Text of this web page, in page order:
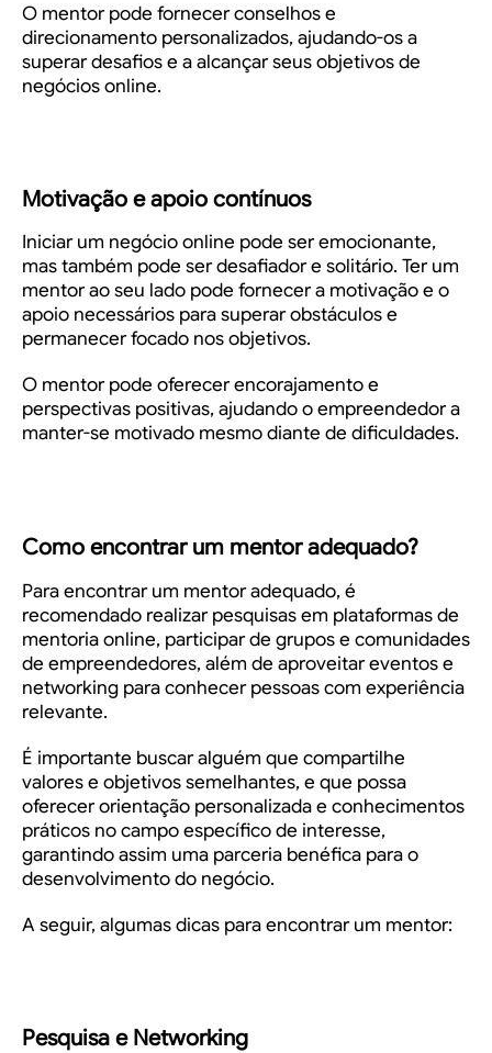
O mentor pode fornecer conselhos e
direcionamento personalizados, ajudando-os a
superar desafios e a alcançar seus objetivos de
negócios online.
Motivação e apoio contínuos
Iniciar um negócio online pode ser emocionante,
mas também pode ser desafiador e solitário. Ter um
mentor ao seu lado pode fornecer a motivação e o
apoio necessários para superar obstáculos e
permanecer focado nos objetivos.
O mentor pode oferecer encorajamento e
perspectivas positivas, ajudando o empreendedor a
manter-se motivado mesmo diante de dificuldades.
Como encontrar um mentor adequado?
Para encontrar um mentor adequado, é
recomendado realizar pesquisas em plataformas de
mentoria online, participar de grupos e comunidades
de empreendedores, além de aproveitar eventos e
networking para conhecer pessoas com experiência
relevante.
É importante buscar alguém que compartilhe
valores e objetivos semelhantes, e que possa
oferecer orientação personalizada e conhecimentos
práticos no campo específico de interesse,
garantindo assim uma parceria benéfica para o
desenvolvimento do negócio.
A seguir, algumas dicas para encontrar um mentor:
Pesquisa e Networking